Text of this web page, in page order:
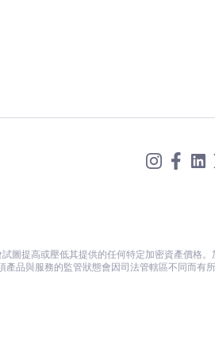
達的訂單是
圖提高或壓低其提供的任何特定加密資產價格
品與服務的監管狀態會因司法管轄區不同而有